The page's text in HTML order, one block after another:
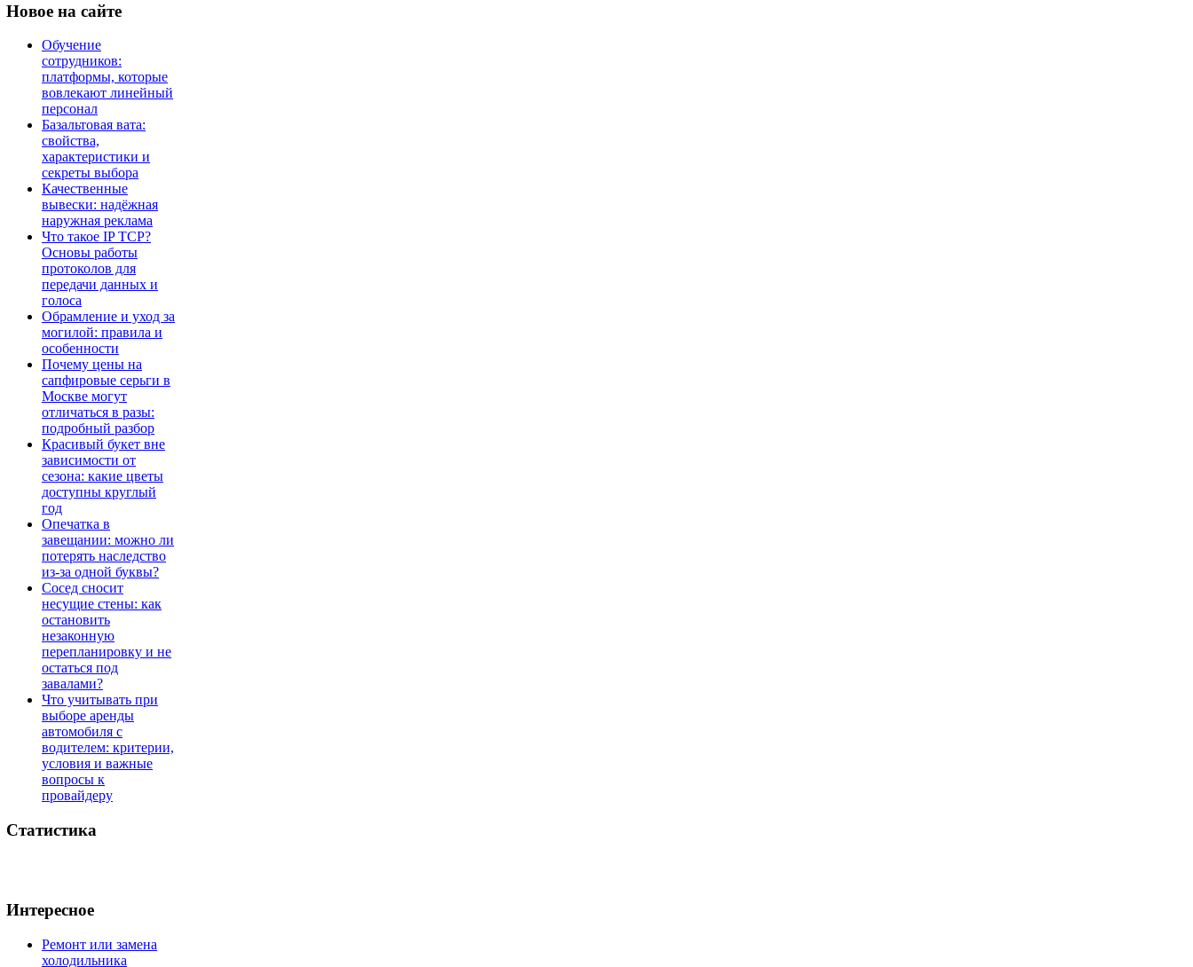
Новое на сайте
Обучение
сотрудников:
платформы, которые
вовлекают линейный
персонал
Базальтовая вата:
свойства,
характеристики и
секреты выбора
Качественные
вывески: надёжная
наружная реклама
Что такое IP TCP?
Основы работы
протоколов для
передачи данных и
голоса
Обрамление и уход за
могилой: правила и
особенности
Почему цены на
сапфировые серьги в
Москве могут
отличаться в разы:
подробный разбор
Красивый букет вне
зависимости от
сезона: какие цветы
доступны круглый
год
Опечатка в
завещании: можно ли
потерять наследство
из-за одной буквы?
Сосед сносит
несущие стены: как
остановить
незаконную
перепланировку и не
остаться под
завалами?
Что учитывать при
выборе аренды
автомобиля с
водителем: критерии,
условия и важные
вопросы к
провайдеру
Статистика
Интересное
Ремонт или замена
холодильника